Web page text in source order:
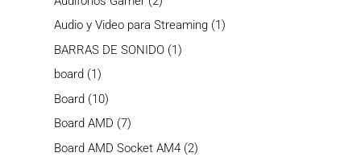
productos
Audio y Video para Streaming 11
BARRAS DE SONIDO 11
board 11
producto
Board 1010
productos
Board AMD 77
productos
Board AMD Socket AM4 22